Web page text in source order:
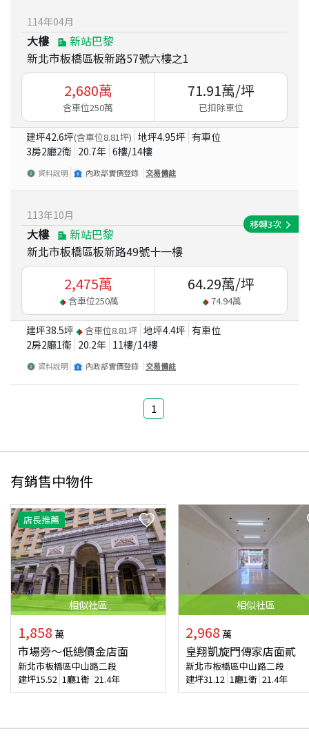
114年04月
大樓
新站巴黎
新北市板橋區板新路57號六樓之1
2,680萬
含車位250萬
71.91萬/坪
已扣除車位
建坪42.6坪(含車位8.81坪) 地坪4.95坪 有車位
3房2廳2衛 20.7年 6樓/14樓
資料說明 內政部實價登錄 交易備註
113年10月
大樓
新站巴黎
新北市板橋區板新路49號十一樓
移轉3次
2,475萬
含車位250萬
64.29萬/坪
74.94萬
建坪38.5坪 含車位8.81坪 地坪4.4坪 有車位
2房2廳1衛 20.2年 11樓/14樓
資料說明 內政部實價登錄 交易備註
1
有銷售中物件
店長推薦
相似社區
1,858 萬
市場旁～低總價金店面
新北市板橋區中山路二段
建坪15.52 1廳1衛 21.4年
相似社區
2,968 萬
皇翔凱旋門傳家店面貳
新北市板橋區中山路二段
建坪31.12 1廳1衛 21.4年